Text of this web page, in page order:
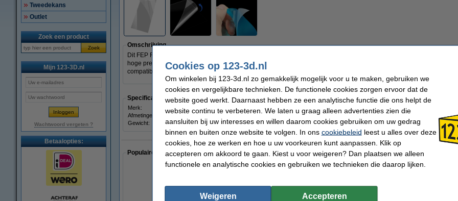
Tweedekans
Outlet
Zoek een product
Zoek
Mijn 123-3D.nl
Wachtwoord vergeten ?
Betaalopties:
Omschrijving
Dit FEP Release Film voor Resin 3D-printers is een release film van hoge kwaliteit. Doordat het voor maar liefst 95%
hoge precisie. Deze film is flexibel, heeft een glad oppervlak en kan herhaaldelijk gebruikt worden. Tevens is het
compatibel met de Creality HALOT-MAGE PRO, HALOT-MAGE en andere printers met een 10-inch LCD scherm.
Specificaties
Merk: Creality 3D Display formaat:
Afmetingen:
286 x 198 x 0,15 mm (LxBxH) Ons Artikelnr:
Gewicht:
0,11 kg
Populaire artikelen van klanten die dit artikel ook besteld hebben
Cookies op 123-3d.nl
Om winkelen bij 123-3d.nl zo gemakkelijk mogelijk voor u te maken, gebruiken we
cookies en vergelijkbare technieken. De functionele cookies zorgen ervoor dat de
website goed werkt. Daarnaast hebben ze een analytische functie die ons helpt de
website continu te verbeteren. We laten u graag alleen advertenties zien die
aansluiten bij uw interesses en willen daarom cookies gebruiken om uw gedrag
binnen en buiten onze website te volgen. In ons cookiebeleid leest u alles over deze
cookies, hoe ze werken en hoe u uw voorkeuren kunt aanpassen. Klik op
accepteren om akkoord te gaan. Kiest u voor weigeren? Dan plaatsen we alleen
functionele en analytische cookies en gebruiken we technieken die daarop lijken.
Weigeren Accepteren